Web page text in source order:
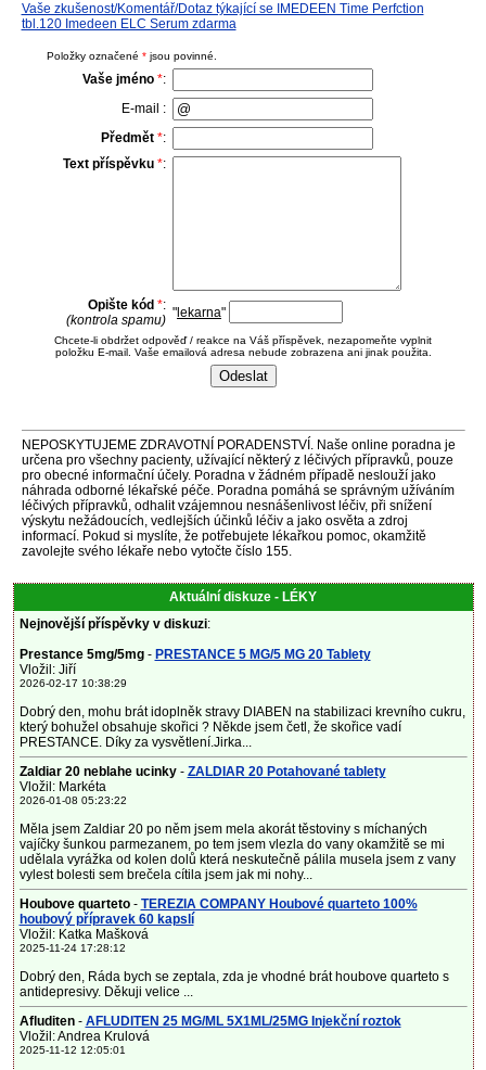
Vaše zkušenost/Komentář/Dotaz týkající se IMEDEEN Time Perfction
tbl.120 Imedeen ELC Serum zdarma
Položky označené * jsou povinné.
Vaše jméno *:
E-mail :
Předmět *:
Text příspěvku *:
Opište kód *:
(kontrola spamu) " lekarna"
Chcete-li obdržet odpověď / reakce na Váš příspěvek, nezapomeňte vyplnit
položku E-mail. Vaše emailová adresa nebude zobrazena ani jinak použita.
NEPOSKYTUJEME ZDRAVOTNÍ PORADENSTVÍ. Naše online poradna je
určena pro všechny pacienty, užívající některý z léčivých přípravků, pouze
pro obecné informační účely. Poradna v žádném případě neslouží jako
náhrada odborné lékařské péče. Poradna pomáhá se správným užíváním
léčivých přípravků, odhalit vzájemnou nesnášenlivost léčiv, při snížení
výskytu nežádoucích, vedlejších účinků léčiv a jako osvěta a zdroj
informací. Pokud si myslíte, že potřebujete lékařkou pomoc, okamžitě
zavolejte svého lékaře nebo vytočte číslo 155.
Aktuální diskuze - LÉKY
Nejnovější příspěvky v diskuzi:
Prestance 5mg/5mg- PRESTANCE 5 MG/5 MG 20 Tablety
Vložil: Jiří
2026-02-17 10:38:29
Dobrý den, mohu brát idoplněk stravy DIABEN na stabilizaci krevního cukru,
který bohužel obsahuje skořici ? Někde jsem četl, že skořice vadí
PRESTANCE. Díky za vysvětlení.Jirka...
Zaldiar 20 neblahe ucinky- ZALDIAR 20 Potahované tablety
Vložil: Markéta
2026-01-08 05:23:22
Měla jsem Zaldiar 20 po něm jsem mela akorát těstoviny s míchaných
vajíčky šunkou parmezanem, po tem jsem vlezla do vany okamžitě se mi
udělala vyrážka od kolen dolů která neskutečně pálila musela jsem z vany
vylest bolesti sem brečela cítila jsem jak mi nohy...
Houbove quarteto- TEREZIA COMPANY Houbové quarteto 100%
houbový přípravek 60 kapslí
Vložil: Katka Mašková
2025-11-24 17:28:12
Dobrý den, Ráda bych se zeptala, zda je vhodné brát houbove quarteto s
antidepresivy. Děkuji velice ...
Afluditen- AFLUDITEN 25 MG/ML 5X1ML/25MG Injekční roztok
Vložil: Andrea Krulová
2025-11-12 12:05:01